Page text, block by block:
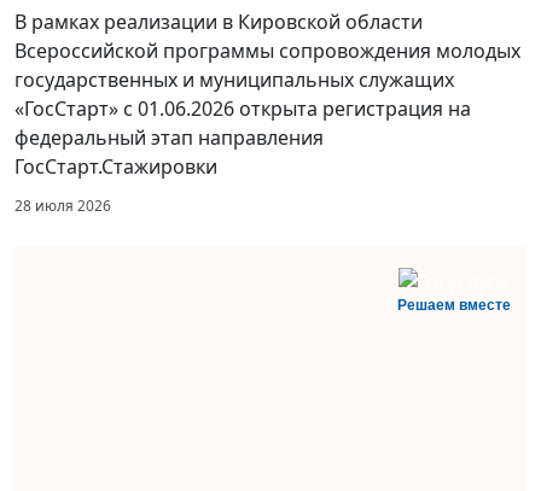
В рамках реализации в Кировской области
Всероссийской программы сопровождения молодых
государственных и муниципальных служащих
«ГосСтарт» с 01.06.2026 открыта регистрация на
федеральный этап направления
ГосСтарт.Стажировки
28 июля 2026
Решаем вместе